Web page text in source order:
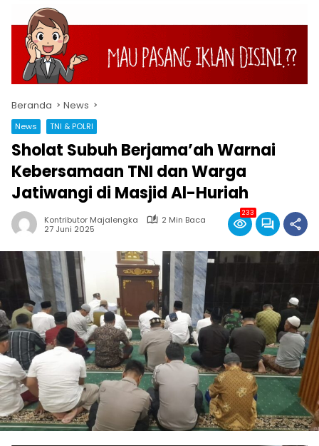
Beranda News
News TNI & POLRI
Sholat Subuh Berjama’ah Warnai
Kebersamaan TNI dan Warga
Jatiwangi di Masjid Al-Huriah
Kontributor Majalengka
2 Min Baca
27 Juni 2025
233